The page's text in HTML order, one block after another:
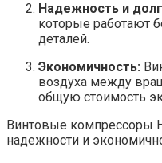
Надежность и
которые работают
деталей.
Экономичность:
воздуха между
общую стоимость
Винтовые компрессоры
надежности и